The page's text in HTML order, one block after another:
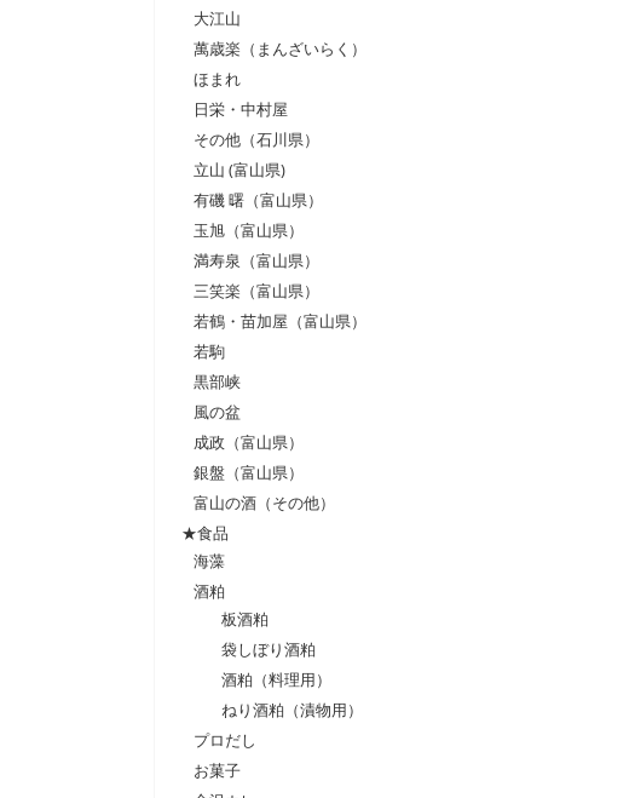
大江山
萬歳楽（まんざいらく）
ほまれ
日栄・中村屋
その他（石川県）
立山 (富山県)
有磯 曙（富山県）
玉旭（富山県）
満寿泉（富山県）
三笑楽（富山県）
若鶴・苗加屋（富山県）
若駒
黒部峡
風の盆
成政（富山県）
銀盤（富山県）
富山の酒（その他）
★食品
海藻
酒粕
板酒粕
袋しぼり酒粕
酒粕（料理用）
ねり酒粕（漬物用）
プロだし
お菓子